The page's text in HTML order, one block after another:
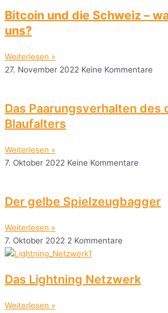
Bitcoin und die Schweiz –
uns?
Weiterlesen »
27. November 2022 Keine Kommentare
Das Paarungsverhalten des
Blaufalters
Weiterlesen »
7. Oktober 2022 Keine Kommentare
Der gelbe Spielzeugbagger
Weiterlesen »
7. Oktober 2022 2 Kommentare
Das Lightning Netzwerk
Weiterlesen »